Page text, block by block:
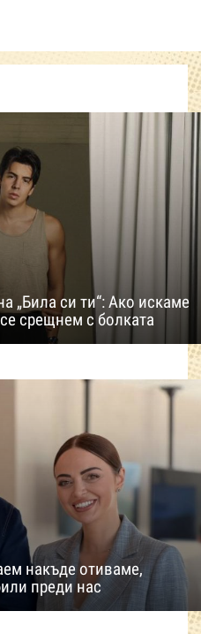
„Била си ти“: Ако искаме
срещнем с болката
накъде отиваме,
преди нас